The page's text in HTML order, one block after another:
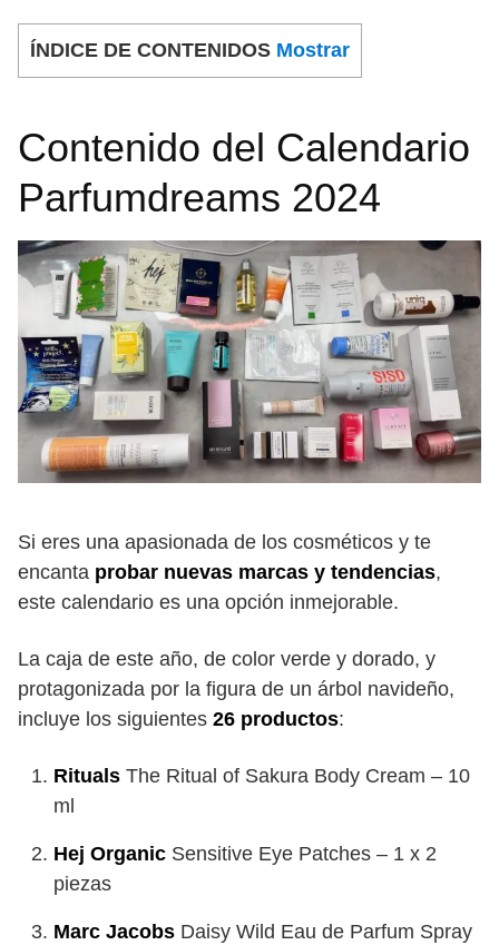
ÍNDICE DE CONTENIDOS Mostrar
Contenido del Calendario
Parfumdreams 2024
Si eres una apasionada de los cosméticos y te
encanta probar nuevas marcas y tendencias,
este calendario es una opción inmejorable.
La caja de este año, de color verde y dorado, y
protagonizada por la figura de un árbol navideño,
incluye los siguientes 26 productos:
Rituals The Ritual of Sakura Body Cream – 10
ml
Hej Organic Sensitive Eye Patches – 1 x 2
piezas
Marc Jacobs Daisy Wild Eau de Parfum Spray